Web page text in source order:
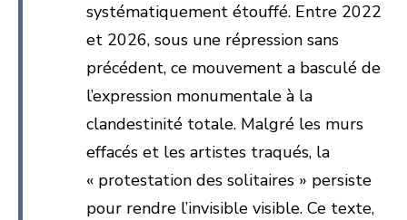
systématiquement étouffé. Entre 2022
et 2026, sous une répression sans
précédent, ce mouvement a basculé de
l’expression monumentale à la
clandestinité totale. Malgré les murs
effacés et les artistes traqués, la
« protestation des solitaires » persiste
pour rendre l’invisible visible. Ce texte,